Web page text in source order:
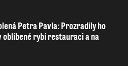
Petra Pavla: Prozradily ho
rybí restauraci a na